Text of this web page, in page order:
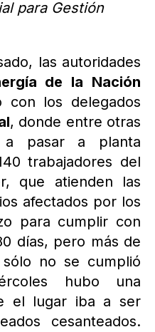
para Gestión
las autoridades
de la Nación
con los delegados
, donde entre otras
a pasar a planta
trabajadores del
que atienden las
afectados por los
para cumplir con
días, pero más de
no se cumplió
hubo una
el lugar iba a ser
cesanteados.